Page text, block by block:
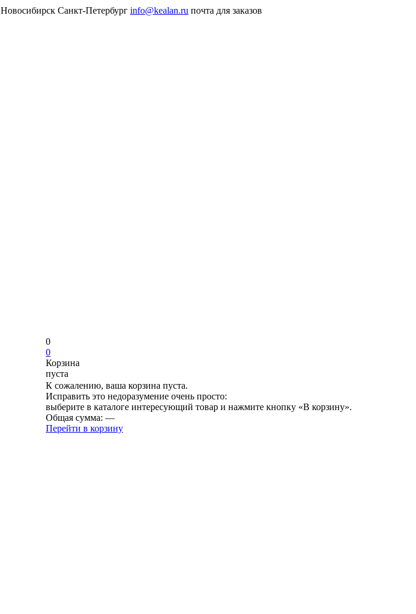
Новосибирск Санкт-Петербург info@kealan.ru почта для заказов
0
0
Корзина
пуста
К сожалению, ваша корзина пуста.
Исправить это недоразумение очень просто:
выберите в каталоге интересующий товар и нажмите кнопку «В корзину».
Общая сумма: —
Перейти в корзину